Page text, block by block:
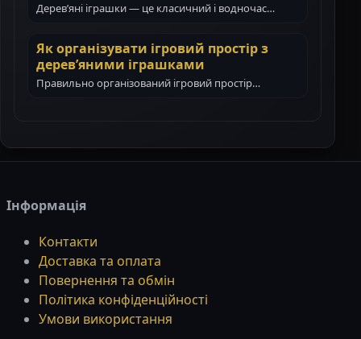
Дерев’яні іграшки — це класичний і водночас
Як організувати ігровий простір з
дерев’яними іграшками
Правильно організований ігровий простір
Інформація
Контакти
Доставка та оплата
Повернення та обмін
Політика конфіденційності
Умови використання